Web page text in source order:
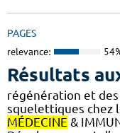
PAGES
relevance:
Résultats
régénération et
squelettiques chez
MÉDECINE &